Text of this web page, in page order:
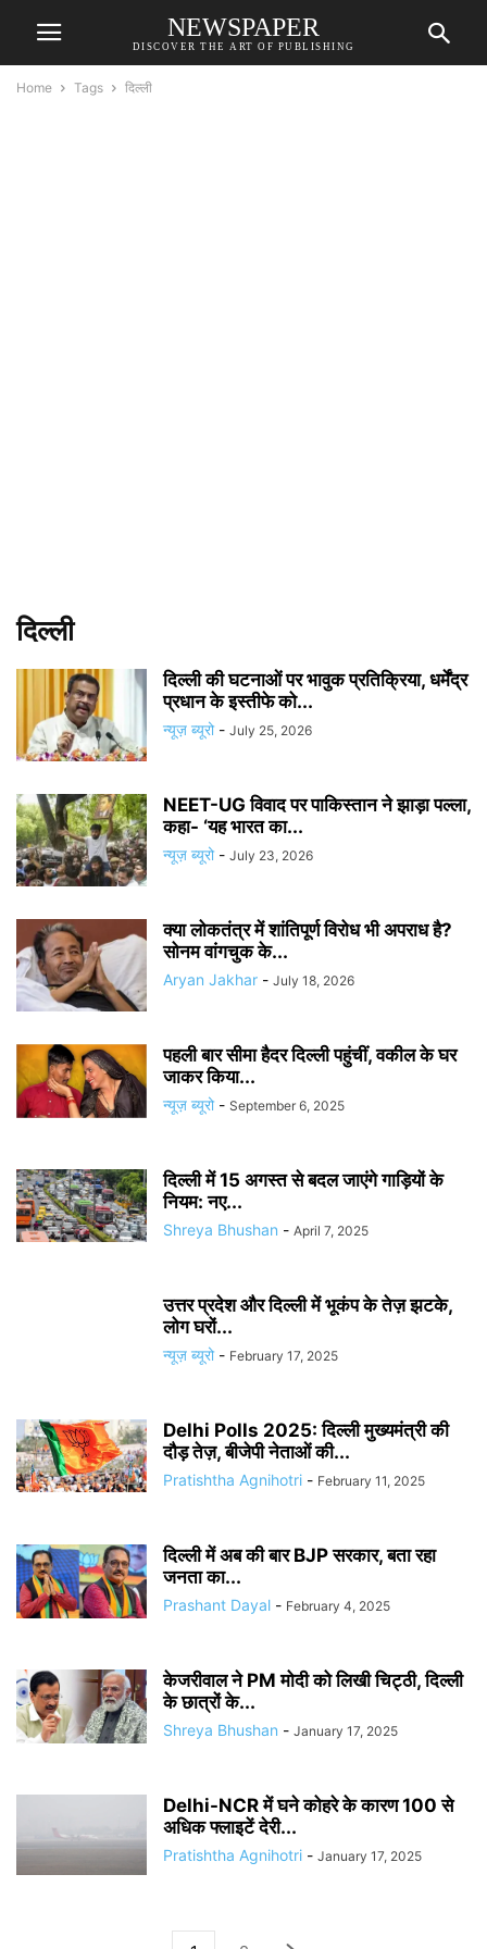
NEWSPAPER
DISCOVER THE ART OF PUBLISHING
Home Tags दिल्ली
दिल्ली
दिल्ली की घटनाओं पर भावुक प्रतिक्रिया, धर्मेंद्र
प्रधान के इस्तीफे को...
न्यूज़ ब्यूरो - July 25, 2026
NEET-UG विवाद पर पाकिस्तान ने झाड़ा पल्ला,
कहा- ‘यह भारत का...
न्यूज़ ब्यूरो - July 23, 2026
क्या लोकतंत्र में शांतिपूर्ण विरोध भी अपराध है?
सोनम वांगचुक के...
Aryan Jakhar - July 18, 2026
पहली बार सीमा हैदर दिल्ली पहुंचीं, वकील के घर
जाकर किया...
न्यूज़ ब्यूरो - September 6, 2025
दिल्ली में 15 अगस्त से बदल जाएंगे गाड़ियों के
नियम: नए...
Shreya Bhushan - April 7, 2025
उत्तर प्रदेश और दिल्ली में भूकंप के तेज़ झटके,
लोग घरों...
न्यूज़ ब्यूरो - February 17, 2025
Delhi Polls 2025: दिल्ली मुख्यमंत्री की
दौड़ तेज़, बीजेपी नेताओं की...
Pratishtha Agnihotri - February 11, 2025
दिल्ली में अब की बार BJP सरकार, बता रहा
जनता का...
Prashant Dayal - February 4, 2025
केजरीवाल ने PM मोदी को लिखी चिट्ठी, दिल्ली
के छात्रों के...
Shreya Bhushan - January 17, 2025
Delhi-NCR में घने कोहरे के कारण 100 से
अधिक फ्लाइटें देरी...
Pratishtha Agnihotri - January 17, 2025